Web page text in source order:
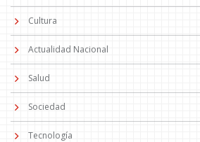
Cultura
Actualidad Nacional
Salud
Sociedad
Tecnología